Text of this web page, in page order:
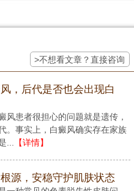
>不想看文章？直接咨询
，后代是否也会出现白
患者很担心的问题就是遗传，
。事实上，白癜风确实存在家族
...
【详情】
源，安稳守护肌肤状态